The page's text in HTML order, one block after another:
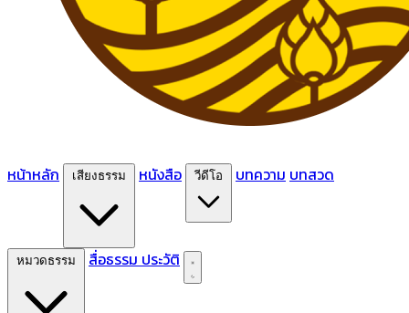
หน้าหลัก หนังสือ บทความ บทสวด
สื่อธรรม ประวัติ